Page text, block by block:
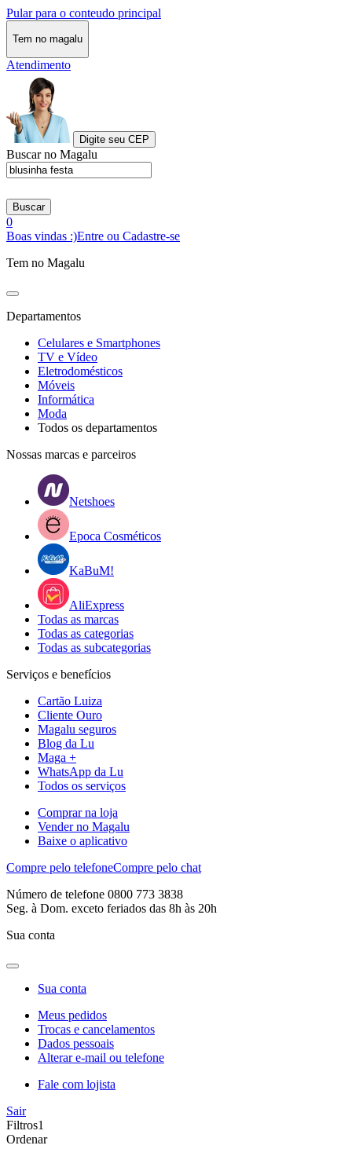
Pular para o conteudo principal
Tem no magalu
Atendimento
Digite seu CEP
Buscar no Magalu
Buscar
0
Boas vindas :)Entre ou Cadastre-se
Tem no Magalu
Departamentos
Celulares e Smartphones
TV e Vídeo
Eletrodomésticos
Móveis
Informática
Moda
Todos os departamentos
Nossas marcas e parceiros
Netshoes
Epoca Cosméticos
KaBuM!
AliExpress
Todas as marcas
Todas as categorias
Todas as subcategorias
Serviços e benefícios
Cartão Luiza
Cliente Ouro
Magalu seguros
Blog da Lu
Maga +
WhatsApp da Lu
Todos os serviços
Comprar na loja
Vender no Magalu
Baixe o aplicativo
Compre pelo telefoneCompre pelo chat
Número de telefone 0800 773 3838
Seg. à Dom. exceto feriados das 8h às 20h
Sua conta
Sua conta
Meus pedidos
Trocas e cancelamentos
Dados pessoais
Alterar e-mail ou telefone
Fale com lojista
Sair
Filtros1
Ordenar